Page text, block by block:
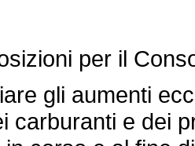
per il
gli aumenti
carburanti e dei